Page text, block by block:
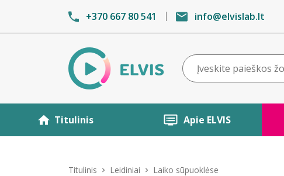
+370 667 80 541 info@elvislab.lt
Titulinis Apie ELVIS
Titulinis Leidiniai Laiko sūpuoklėse